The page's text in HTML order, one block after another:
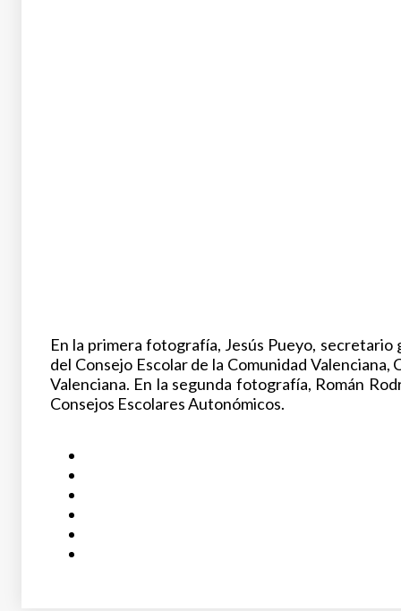
En la primera fotografía, Jesús Pueyo, secretario
del Consejo Escolar de la Comunidad
Valenciana. En la segunda fotografía, Román
Consejos Escolares Autonómicos.